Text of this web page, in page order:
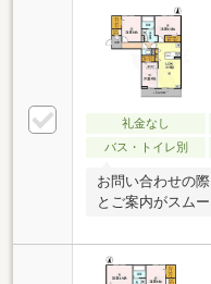
礼金なし
バス・トイレ別
お問い合わせの
とご案内がスムー